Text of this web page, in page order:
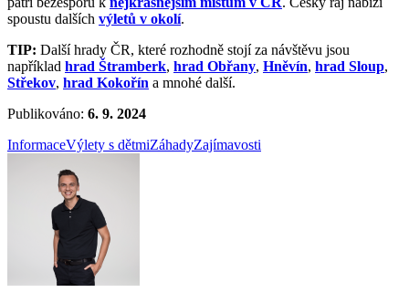
spoustu dalších výletů v okolí.
TIP: Další hrady ČR, které rozhodně stojí za návštěvu jsou
například hrad Štramberk, hrad Obřany, Hněvín, hrad Sloup,
Střekov, hrad Kokořín a mnohé další.
Publikováno: 6. 9. 2024
InformaceVýlety s dětmiZáhadyZajímavosti